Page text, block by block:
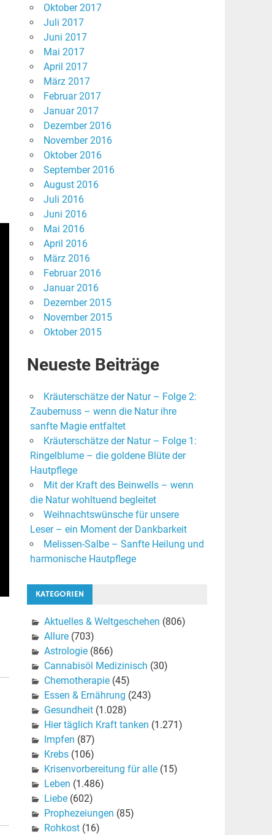
Oktober 2017
Juli 2017
Juni 2017
Mai 2017
April 2017
März 2017
Februar 2017
Januar 2017
Dezember 2016
November 2016
Oktober 2016
September 2016
August 2016
Juli 2016
Juni 2016
Mai 2016
April 2016
März 2016
Februar 2016
Januar 2016
Dezember 2015
November 2015
Oktober 2015
Neueste Beiträge
Kräuterschätze der Natur – Folge 2:
Zaubernuss – wenn die Natur ihre
sanfte Magie entfaltet
Kräuterschätze der Natur – Folge 1:
Ringelblume – die goldene Blüte der
Hautpflege
Mit der Kraft des Beinwells – wenn
die Natur wohltuend begleitet
Weihnachtswünsche für unsere
Leser – ein Moment der Dankbarkeit
Melissen-Salbe – Sanfte Heilung und
harmonische Hautpflege
KATEGORIEN
Aktuelles & Weltgeschehen (806)
Allure(703)
Astrologie(866)
Cannabisöl Medizinisch (30)
Chemotherapie(45)
Essen & Ernährung (243)
Gesundheit(1.028)
Hier täglich Kraft tanken (1.271)
Impfen (87)
Krebs(106)
Krisenvorbereitung für alle(15)
Leben (1.486)
Liebe(602)
Prophezeiungen (85)
Rohkost(16)